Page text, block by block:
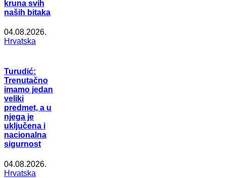
kruna svih
naših bitaka
04.08.2026.
Hrvatska
Turudić:
Trenutačno
imamo jedan
veliki
predmet, a u
njega je
uključena i
nacionalna
sigurnost
04.08.2026.
Hrvatska